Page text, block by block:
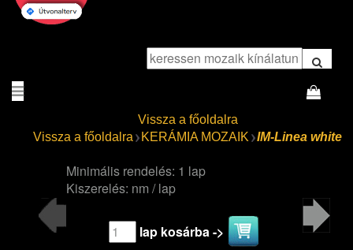
Vissza a főoldalra
Vissza a főoldalra
KERÁMIA MOZAIK IM-Linea white
Minimális rendelés: 1 lap
Kiszerelés: nm / lap
lap kosárba ->